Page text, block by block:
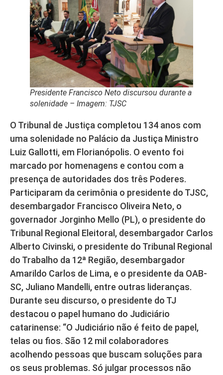
Presidente Francisco Neto discursou durante a
solenidade – Imagem: TJSC
O Tribunal de Justiça completou 134 anos com
uma solenidade no Palácio da Justiça Ministro
Luiz Gallotti, em Florianópolis. O evento foi
marcado por homenagens e contou com a
presença de autoridades dos três Poderes.
Participaram da cerimônia o presidente do TJSC,
desembargador Francisco Oliveira Neto, o
governador Jorginho Mello (PL), o presidente do
Tribunal Regional Eleitoral, desembargador Carlos
Alberto Civinski, o presidente do Tribunal Regional
do Trabalho da 12ª Região, desembargador
Amarildo Carlos de Lima, e o presidente da OAB-
SC, Juliano Mandelli, entre outras lideranças.
Durante seu discurso, o presidente do TJ
destacou o papel humano do Judiciário
catarinense: “O Judiciário não é feito de papel,
telas ou fios. São 12 mil colaboradores
acolhendo pessoas que buscam soluções para
os seus problemas. Só julgar processos não